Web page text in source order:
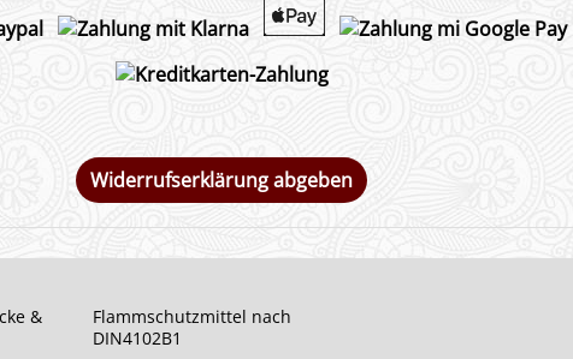
Widerrufserklärung abgeben
&
Flammschutzmittel nach
DIN4102B1